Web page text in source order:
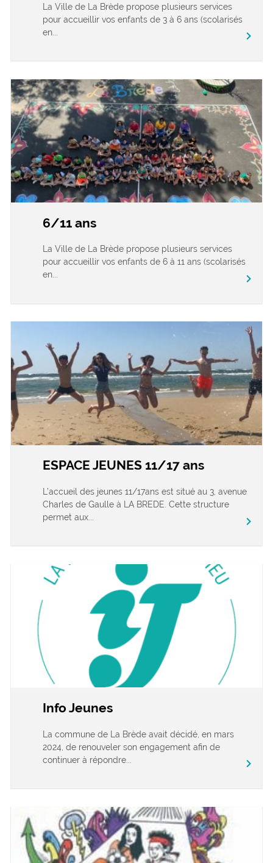
La Ville de La Brède propose plusieurs services
pour accueillir vos enfants de 3 à 6 ans (scolarisés
en...
chevron_right
6/11 ans
La Ville de La Brède propose plusieurs services
pour accueillir vos enfants de 6 à 11 ans (scolarisés
en...
chevron_right
ESPACE JEUNES 11/17 ans
L’accueil des jeunes 11/17ans est situé au 3, avenue
Charles de Gaulle à LA BREDE. Cette structure
permet aux...
chevron_right
Info Jeunes
La commune de La Brède avait décidé, en mars
2024, de renouveler son engagement afin de
continuer à répondre...
chevron_right